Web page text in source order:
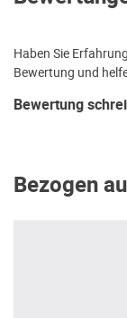
Haben Sie
Bewertung und
Bewertung
Bezogen